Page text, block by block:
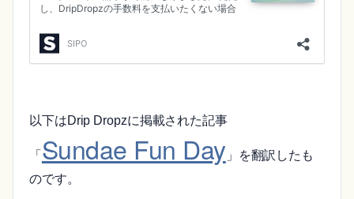
以下はDrip Dropzに掲載された記事
「 Sundae Fun Day 」を翻訳したも
のです。